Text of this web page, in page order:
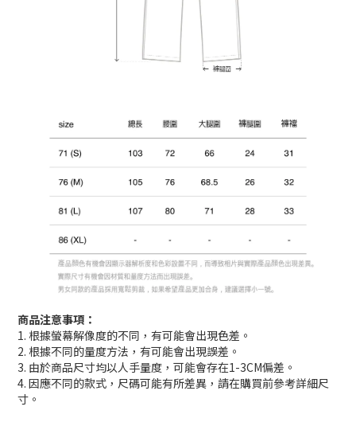
商品注意事項：
1. 根據螢幕解像度的不同，有可能會出現色差。
2. 根據不同的量度方法，有可能會出現誤差。
3. 由於商品尺寸均以人手量度，可能會存在1-3CM偏差。
4. 因應不同的款式，尺碼可能有所差異，請在購買前參考詳細尺
寸。